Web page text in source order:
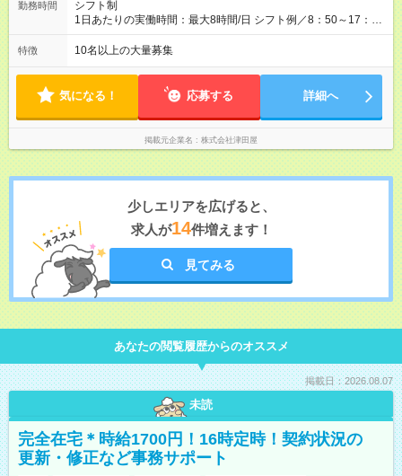
勤務時間
シフト制
1日あたりの実働時間：最大8時間/日 シフト例／8：50～17：
50、10：30～19：30 店舗営業時間／9：30～19：00、10：00
～19：00、10：00～19：30（店舗により異なります） ※遅く
す。残業代は全額支給いたします。
特徴 10名以上の大量募集
気になる！ 応募する 詳細へ
掲載元企業名 株式会社津田屋
少しエリアを広げると、
求人が14件増えます！
見てみる
あなたの閲覧履歴からのオススメ
掲載日：2026.08.07
未読
完全在宅＊時給1700円！16時定時！契約状況の
更新・修正など事務サポート